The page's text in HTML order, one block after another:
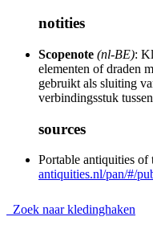
notities
Scopenote (nl-BE):
elementen of draden
gebruikt als sluiting
verbindingsstuk
sources
Portable antiquities of
antiquities.nl/pan/#/
Zoek naar kledinghaken